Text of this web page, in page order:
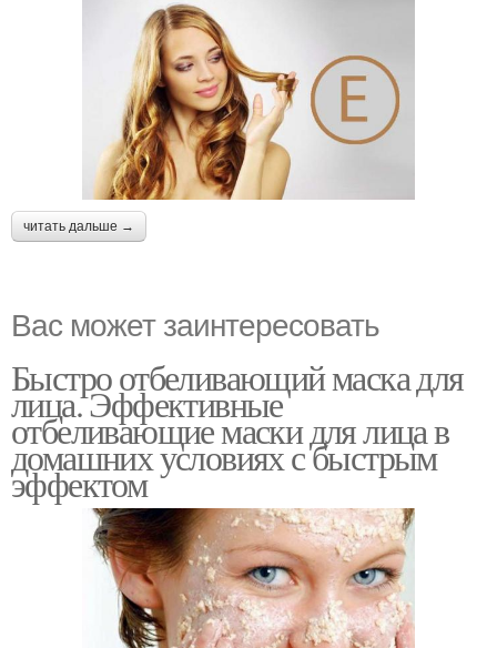
читать дальше →
Вас может заинтересовать
Быстро отбеливающий маска для
лица. Эффективные
отбеливающие маски для лица в
домашних условиях с быстрым
эффектом